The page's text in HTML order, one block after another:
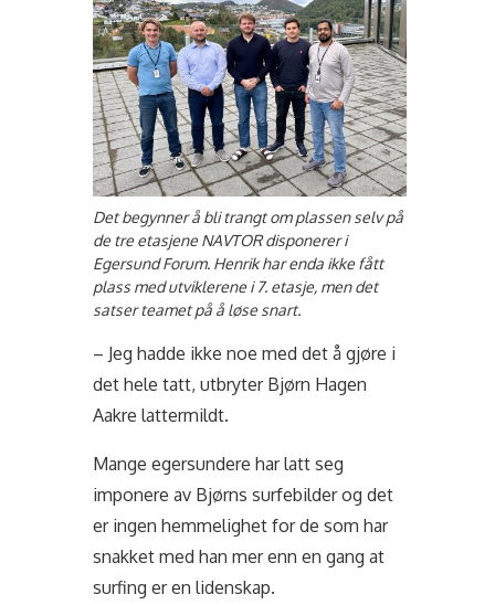
Det begynner å bli trangt om plassen selv på
de tre etasjene NAVTOR disponerer i
Egersund Forum. Henrik har enda ikke fått
plass med utviklerene i 7. etasje, men det
satser teamet på å løse snart.
– Jeg hadde ikke noe med det å gjøre i
det hele tatt, utbryter Bjørn Hagen
Aakre lattermildt.
Mange egersundere har latt seg
imponere av Bjørns surfebilder og det
er ingen hemmelighet for de som har
snakket med han mer enn en gang at
surfing er en lidenskap.